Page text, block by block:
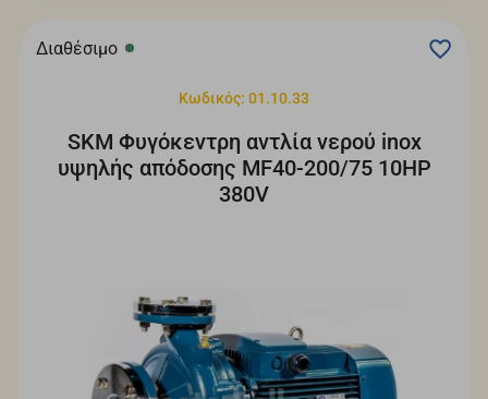
Διαθέσιμο
Κωδικός: 01.10.33
SKM Φυγόκεντρη αντλία νερού inox
υψηλής απόδοσης MF40-200/75 10HP
380V